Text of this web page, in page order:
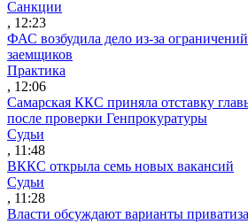
Санкции
, 12:23
ФАС возбудила дело из-за
заемщиков
Практика
, 12:06
Самарская ККС приняла отставку
после проверки Генпрокуратуры
Судьи
, 11:48
ВККС открыла семь новых вакансий
Судьи
, 11:28
Власти обсуждают варианты